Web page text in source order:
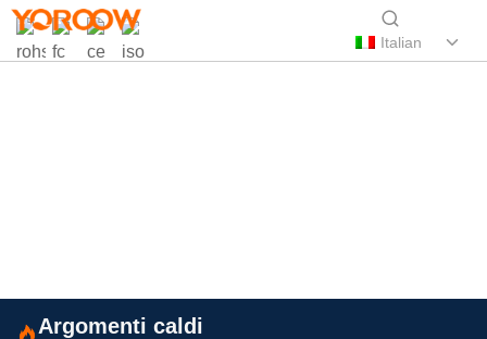
Italian
Argomenti caldi